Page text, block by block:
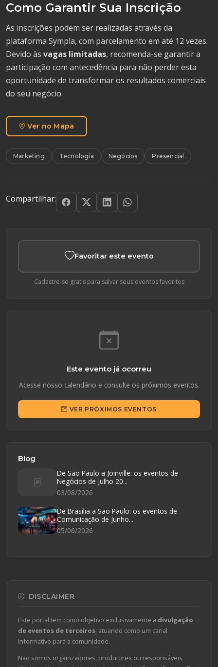
Como Garantir Sua Inscrição
As inscrições podem ser realizadas através da
plataforma Sympla, com parcelamento em até 12 vezes.
Devido às vagas limitadas, recomenda-se garantir a
participação com antecedência para não perder esta
oportunidade de transformar os resultados comerciais
do seu negócio.
Ver no Mapa
Marketing Tecnologia Negócios Presencial
Compartilhar:
Favoritar este evento
Cadastre-se gratis para salvar seus eventos favoritos
Este evento já ocorreu
Acesse nosso calendário e consulte os próximos eventos.
VER PRÓXIMOS EVENTOS
Blog
De São Paulo a Joinville: os eventos de
Negócios de Julho 20...
03/08/2026
De Brasília a São Paulo: os eventos de
Comunicação de Junho...
05/06/2026
DISCLAIMER
Este portal tem como objetivo exclusivamente a divulgação
de eventos de terceiros, atuando como um canal
informativo para a comunidade.
Não somos organizadores, produtores ou responsáveis